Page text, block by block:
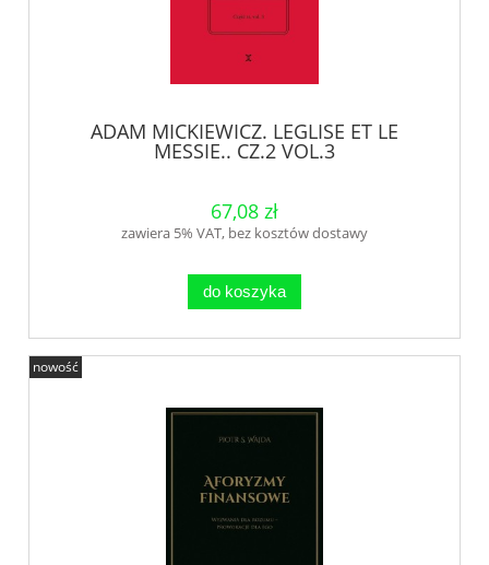
ADAM MICKIEWICZ. LEGLISE ET LE
MESSIE.. CZ.2 VOL.3
67,08 zł
zawiera 5% VAT, bez kosztów dostawy
do koszyka
nowość